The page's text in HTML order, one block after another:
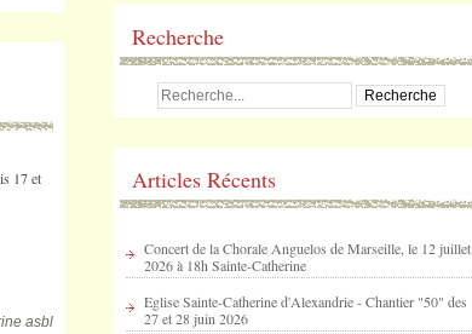
17 et
asbl
Recherche
Articles Récents
Concert de la Chorale Anguelos de Marseille, le 12 juillet
2026 à 18h Sainte-Catherine
Eglise Sainte-Catherine d'Alexandrie - Chantier "50" des
27 et 28 juin 2026